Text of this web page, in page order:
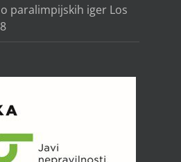
paralimpijskih iger Los